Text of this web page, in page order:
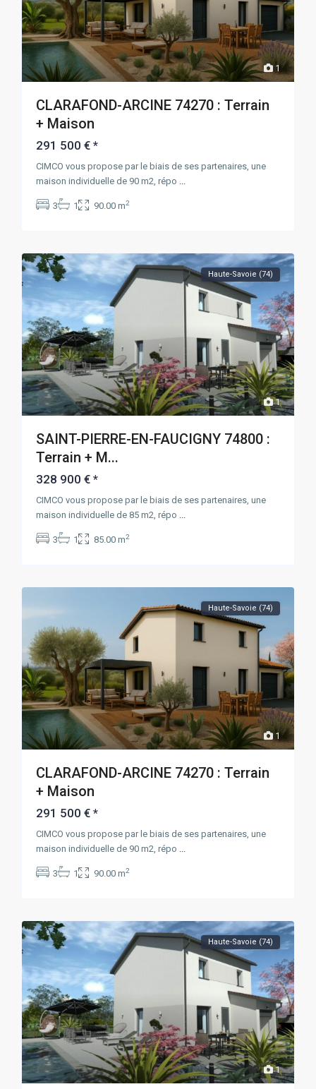
1
CLARAFOND-ARCINE 74270 : Terrain
+ Maison
291 500 €*
CIMCO vous propose par le biais de ses partenaires, une
maison individuelle de 90 m2, répo
3 1 90.00 m2
1
Haute-Savoie (74)
SAINT-PIERRE-EN-FAUCIGNY 74800 :
Terrain + M...
328 900 €*
CIMCO vous propose par le biais de ses partenaires, une
maison individuelle de 85 m2, répo
3 1 85.00 m2
1
Haute-Savoie (74)
CLARAFOND-ARCINE 74270 : Terrain
+ Maison
291 500 €*
CIMCO vous propose par le biais de ses partenaires, une
maison individuelle de 90 m2, répo
3 1 90.00 m2
1
Haute-Savoie (74)